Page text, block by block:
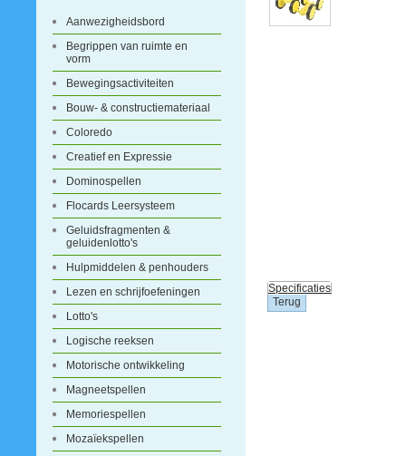
Aanwezigheidsbord
Begrippen van ruimte en
vorm
Bewegingsactiviteiten
Bouw- & constructiemateriaal
Coloredo
Creatief en Expressie
Dominospellen
Flocards Leersysteem
Geluidsfragmenten &
geluidenlotto's
Hulpmiddelen & penhouders
Lezen en schrijfoefeningen
Lotto's
Logische reeksen
Motorische ontwikkeling
Magneetspellen
Memoriespellen
Mozaïekspellen
Specificaties